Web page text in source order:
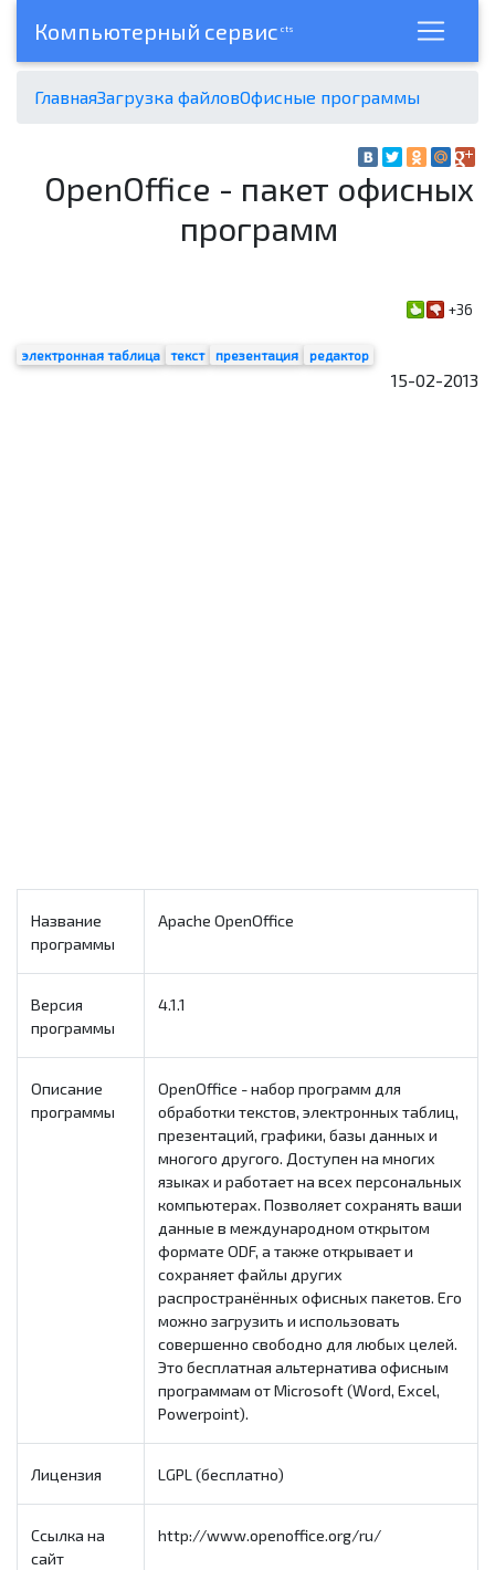
Компьютерный сервис cts
ГлавнаяЗагрузка файловОфисные программы
OpenOffice - пакет офисных
программ
+36
электронная таблица текст презентация редактор
15-02-2013
Название
программы
Apache OpenOffice
Версия
программы
4.1.1
Описание
программы
OpenOffice - набор программ для
обработки текстов, электронных таблиц,
презентаций, графики, базы данных и
многого другого. Доступен на многих
языках и работает на всех персональных
компьютерах. Позволяет сохранять ваши
данные в международном открытом
формате ODF, а также открывает и
сохраняет файлы других
распространённых офисных пакетов. Его
можно загрузить и использовать
совершенно свободно для любых целей.
Это бесплатная альтернатива офисным
программам от Microsoft (Word, Excel,
Powerpoint).
Лицензия LGPL (бесплатно)
Ссылка на
сайт
http://www.openoffice.org/ru/